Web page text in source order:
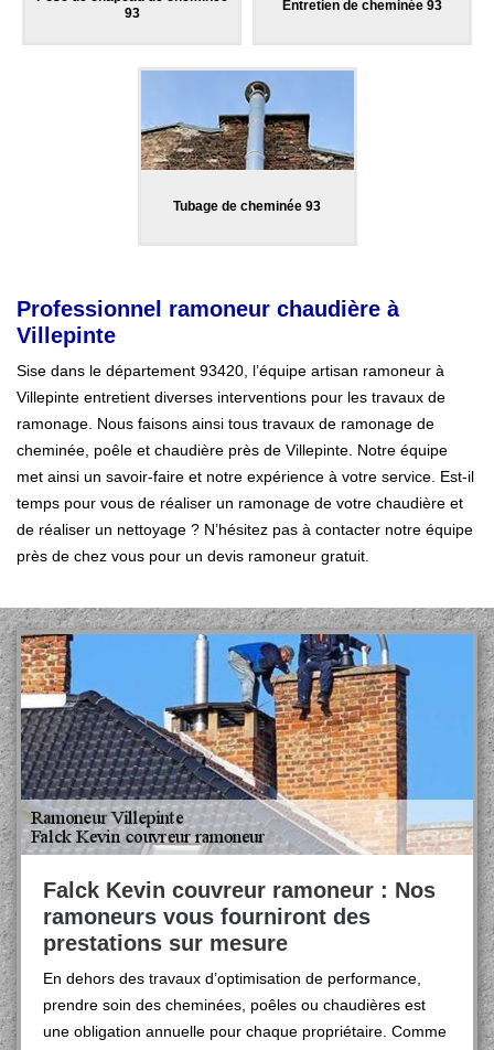
93
Entretien de cheminée 93
Tubage de cheminée 93
Professionnel ramoneur chaudière à
Villepinte
Sise dans le département 93420, l’équipe artisan ramoneur à
Villepinte entretient diverses interventions pour les travaux de
ramonage. Nous faisons ainsi tous travaux de ramonage de
cheminée, poêle et chaudière près de Villepinte. Notre équipe
met ainsi un savoir-faire et notre expérience à votre service. Est-il
temps pour vous de réaliser un ramonage de votre chaudière et
de réaliser un nettoyage ? N’hésitez pas à contacter notre équipe
près de chez vous pour un devis ramoneur gratuit.
Falck Kevin couvreur ramoneur : Nos
ramoneurs vous fourniront des
prestations sur mesure
En dehors des travaux d’optimisation de performance,
prendre soin des cheminées, poêles ou chaudières est
une obligation annuelle pour chaque propriétaire. Comme